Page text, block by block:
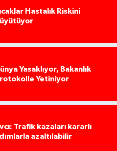
Hastalık Riskini
Yasaklıyor, Bakanlık
Yetiniyor
Trafik kazaları kararlı
azaltılabilir